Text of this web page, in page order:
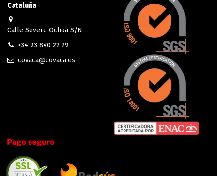
Cataluña
Calle Severo Ochoa S/N
+34 93 840 22 29
covaca@covaca.es